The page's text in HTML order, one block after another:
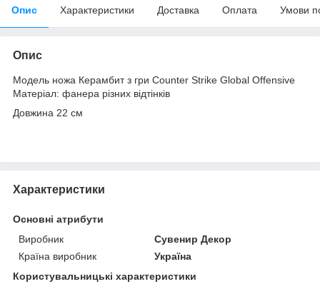
Опис Характеристики Доставка Оплата Умови
Опис
Модель ножа Керамбит з гри Counter Strike Global Offensive
Матеріал: фанера різних відтінків
Довжина 22 см
Характеристики
Основні атрибути
Виробник
Сувенир Декор
Країна виробник
Україна
Користувальницькі характеристики